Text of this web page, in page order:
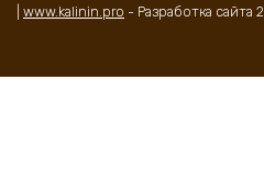
www.kalinin.pro - Разработка сайта